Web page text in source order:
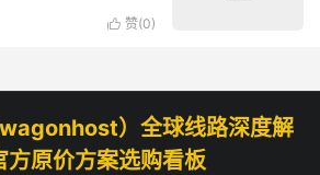
 赞(0)
）全球线路深度解
方原价方案选购看板